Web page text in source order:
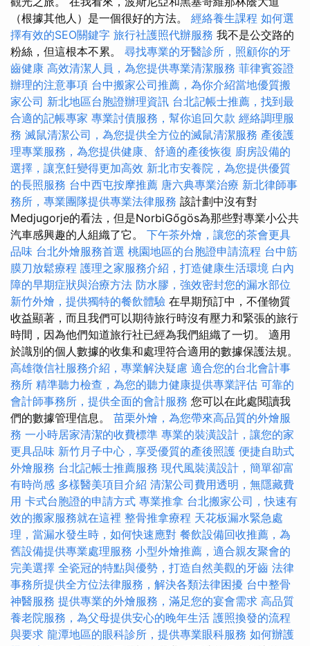
（根據其他人）是一個很好的方法。 經絡養生課程 如何選
擇有效的SEO關鍵字 旅行社護照代辦服務 我不是公交路的
粉絲，但這根本不累。 尋找專業的牙醫診所，照顧你的牙
齒健康 高效清潔人員，為您提供專業清潔服務 菲律賓簽證
辦理的注意事項 台中搬家公司推薦，為你介紹當地優質搬
家公司 新北地區台胞證辦理資訊 台北記帳士推薦，找到最
合適的記帳專家 專業討債服務，幫你追回欠款 經絡調理服
務 滅鼠清潔公司，為您提供全方位的滅鼠清潔服務 產後護
理專業服務，為您提供健康、舒適的產後恢復 廚房設備的
選擇，讓烹飪變得更加高效 新北市安養院，為您提供優質
的長照服務 台中西屯按摩推薦 唐六典專業治療 新北律師事
務所，專業團隊提供專業法律服務 該計劃中沒有對
Medjugorje的看法，但是NorbiGőgös為那些對專業小公共
汽車感興趣的人組織了它。 下午茶外燴，讓您的茶會更具
品味 台北外燴服務首選 桃園地區的台胞證申請流程 台中筋
膜刀放鬆療程 護理之家服務介紹，打造健康生活環境 白內
障的早期症狀與治療方法 防水膠，強效密封您的漏水部位
新竹外燴，提供獨特的餐飲體驗 在早期預訂中，不僅物質
收益顯著，而且我們可以期待旅行時沒有壓力和緊張的旅行
時間，因為他們知道旅行社已經為我們組織了一切。 適用
於識別的個人數據的收集和處理符合適用的數據保護法規。
高雄徵信社服務介紹，專業解決疑慮 適合您的台北會計事
務所 精準聽力檢查，為您的聽力健康提供專業評估 可靠的
會計師事務所，提供全面的會計服務 您可以在此處閱讀我
們的數據管理信息。 苗栗外燴，為您帶來高品質的外燴服
務 一小時居家清潔的收費標準 專業的裝潢設計，讓您的家
更具品味 新竹月子中心，享受優質的產後照護 便捷自助式
外燴服務 台北記帳士推薦服務 現代風裝潢設計，簡單卻富
有時尚感 多樣醫美項目介紹 清潔公司費用透明，無隱藏費
用 卡式台胞證的申請方式 專業推拿 台北搬家公司，快速有
效的搬家服務就在這裡 整骨推拿療程 天花板漏水緊急處
理，當漏水發生時，如何快速應對 餐飲設備回收推薦，為
舊設備提供專業處理服務 小型外燴推薦，適合親友聚會的
完美選擇 全瓷冠的特點與優勢，打造自然美觀的牙齒 法律
事務所提供全方位法律服務，解決各類法律困擾 台中整骨
神醫服務 提供專業的外燴服務，滿足您的宴會需求 高品質
養老院服務，為父母提供安心的晚年生活 護照換發的流程
與要求 龍潭地區的眼科診所，提供專業眼科服務 如何辦護